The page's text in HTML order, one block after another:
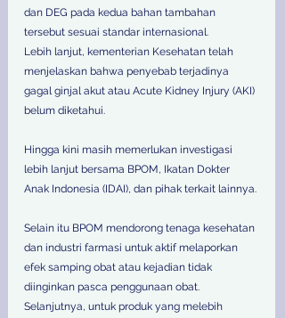
dan DEG pada kedua bahan tambahan
tersebut sesuai standar internasional.
Lebih lanjut, kementerian Kesehatan telah
menjelaskan bahwa penyebab terjadinya
gagal ginjal akut atau Acute Kidney Injury (AKI)
belum diketahui.
Hingga kini masih memerlukan investigasi
lebih lanjut bersama BPOM, Ikatan Dokter
Anak Indonesia (IDAI), dan pihak terkait lainnya.
Selain itu BPOM mendorong tenaga kesehatan
dan industri farmasi untuk aktif melaporkan
efek samping obat atau kejadian tidak
diinginkan pasca penggunaan obat.
Selanjutnya, untuk produk yang melebih